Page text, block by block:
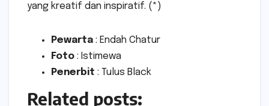
yang kreatif dan inspiratif. (*)
Pewarta : Endah Chatur
Foto : Istimewa
Penerbit : Tulus Black
Related posts: